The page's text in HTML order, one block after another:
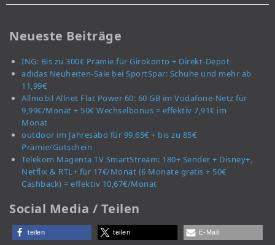
Neueste Beiträge
ING: Bis zu 300€ Prämie für Girokonto + Direkt-Depot
adidas Neuheiten-Sale bei SportSpar: Schuhe und mehr ab
11,99€
Allmobil Allnet Flat Power 60: 60 GB im Vodafone-Netz für
9,99€/Monat + 50€ Wechselbonus = effektiv 7,91€ im
Monat
outdoor im Jahresabo für 99,65€ + bis zu 85€
Prämie/Gutschein
Telekom Magenta TV SmartStream: 180+ Sender + Disney+,
Netflix & RTL+ für 17€/Monat (6 Monate gratis + 50€
Cashback) = effektiv 10,67€/Monat
Social Media / Teilen
teilen teilen E-Mail